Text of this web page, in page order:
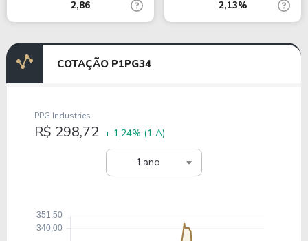
2,86 2,13%
COTAÇÃO P1PG34
1 ano
PPG Industries
R$ 298,72 + 1,24% (1 A)